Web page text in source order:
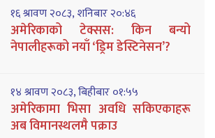
१६ श्रावण २०८३, शनिबार २०:४६
अमेरिकाको टेक्सस: किन बन्यो
नेपालीहरूको नयाँ ‘ड्रिम डेस्टिनेसन’?
१४ श्रावण २०८३, बिहीबार ०१:५५
अमेरिकामा भिसा अवधि सकिएकाहरू
अब विमानस्थलमै पक्राउ